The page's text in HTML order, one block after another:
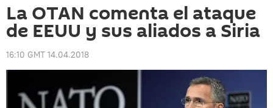
La OTAN comenta el ataque
de EEUU y sus aliados a Siria
16:10 GMT 14.04.2018